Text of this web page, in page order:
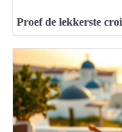
Proef de lekkerste